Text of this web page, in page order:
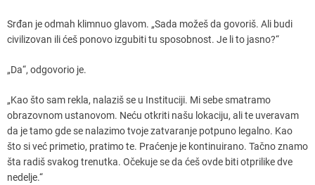
Srđan je odmah klimnuo glavom. „Sada možeš da govoriš. Ali budi
civilizovan ili ćeš ponovo izgubiti tu sposobnost. Je li to jasno?“
„Da“, odgovorio je.
„Kao što sam rekla, nalaziš se u Instituciji. Mi sebe smatramo
obrazovnom ustanovom. Neću otkriti našu lokaciju, ali te uveravam
da je tamo gde se nalazimo tvoje zatvaranje potpuno legalno. Kao
što si već primetio, pratimo te. Praćenje je kontinuirano. Tačno znamo
šta radiš svakog trenutka. Očekuje se da ćeš ovde biti otprilike dve
nedelje.“